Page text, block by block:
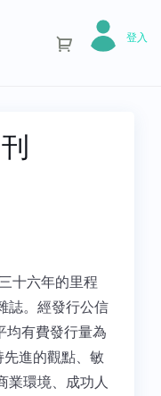
登入
十六年的里程
誌。經發行公信
均有費發行量為
進的觀點、敏
業環境、成功人